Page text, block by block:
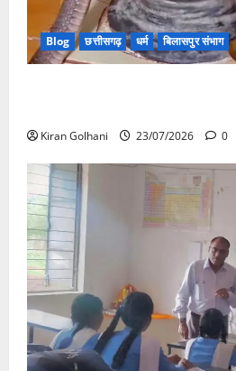
Blog छत्तीसगढ़ धर्म बिलासपुर संभाग
Kiran Golhani 23/07/2026 0